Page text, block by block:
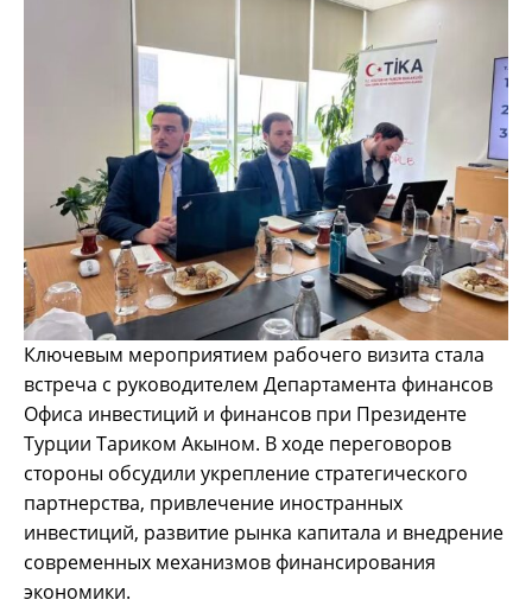
Ключевым мероприятием рабочего визита стала
встреча с руководителем Департамента финансов
Офиса инвестиций и финансов при Президенте
Турции Тариком Акыном. В ходе переговоров
стороны обсудили укрепление стратегического
партнерства, привлечение иностранных
инвестиций, развитие рынка капитала и внедрение
современных механизмов финансирования
экономики.